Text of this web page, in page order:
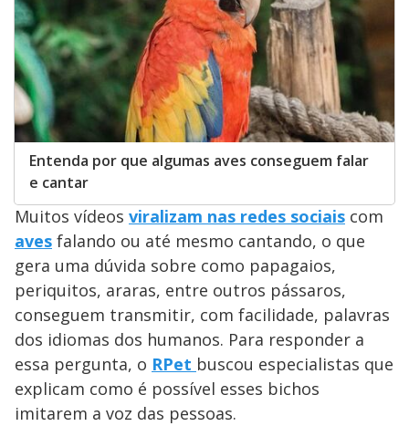
Entenda por que algumas aves conseguem falar
e cantar
Muitos vídeos viralizam nas redes sociais com
aves falando ou até mesmo cantando, o que
gera uma dúvida sobre como papagaios,
periquitos, araras, entre outros pássaros,
conseguem transmitir, com facilidade, palavras
dos idiomas dos humanos. Para responder a
essa pergunta, o RPet buscou especialistas que
explicam como é possível esses bichos
imitarem a voz das pessoas.